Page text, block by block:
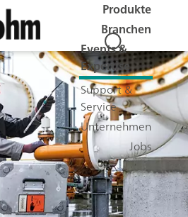
Produkte
Branchen
Events &
Expertise
Support &
Service
Unternehmen
Jobs